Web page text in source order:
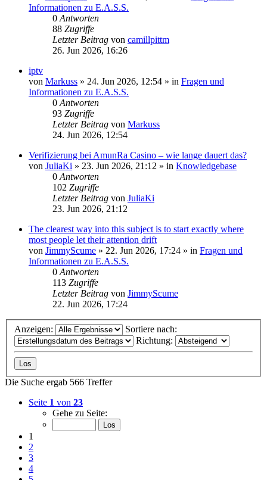
Informationen zu E.A.S.S.
0Antworten
88 Zugriffe
Letzter Beitrag von camillpittm
26. Jun 2026, 16:26
iptv
von Markuss » 24. Jun 2026, 12:54 » in Fragen und
Informationen zu E.A.S.S.
0Antworten
93 Zugriffe
Letzter Beitrag von Markuss
24. Jun 2026, 12:54
Verifizierung bei AmunRa Casino – wie lange dauert das?
von JuliaKi » 23. Jun 2026, 21:12 » in Knowledgebase
0Antworten
102 Zugriffe
Letzter Beitrag von JuliaKi
23. Jun 2026, 21:12
The clearest way into this subject is to start exactly where
most people let their attention drift
von JimmyScume » 22. Jun 2026, 17:24 » in Fragen und
Informationen zu E.A.S.S.
0Antworten
113 Zugriffe
Letzter Beitrag von JimmyScume
22. Jun 2026, 17:24
Anzeigen:
Sortiere nach:
Richtung:
Die Suche ergab 566 Treffer
Seite 1 von 23
Gehe zu Seite:
1
2
3
4